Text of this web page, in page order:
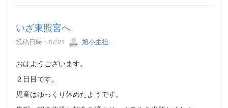
いざ東照宮へ
投稿日時 : 07/21 旭小主担
おはようございます。
２日目です。
児童はゆっくり休めたようです。